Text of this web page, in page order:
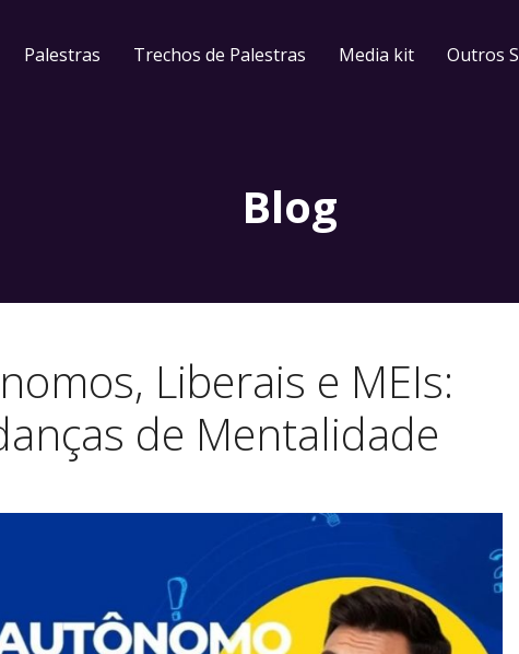
Palestras Trechos de Palestras Media kit Outros
Blog
Liberais e MEIs:
de Mentalidade